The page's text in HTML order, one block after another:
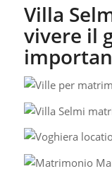
Villa
vivere il